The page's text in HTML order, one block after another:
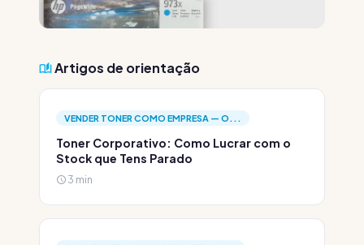
Artigos de orientação
VENDER TONER COMO EMPRESA — O...
Toner Corporativo: Como Lucrar com o
Stock que Tens Parado
3 min